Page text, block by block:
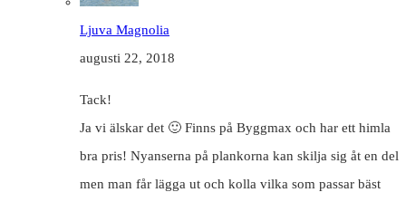
Ljuva Magnolia
augusti 22, 2018
Tack!
Ja vi älskar det 🙂 Finns på Byggmax och har ett himla
bra pris! Nyanserna på plankorna kan skilja sig åt en del
men man får lägga ut och kolla vilka som passar bäst